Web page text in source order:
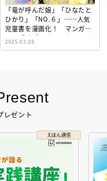
レゼント
えほん通信
「竜が呼んだ娘」「ひなたと
ひかり」「NO.６」……人気
児童書を漫画化！ マンガサ
イト『ビブリオシリウス』誕
生！
2025.03.28